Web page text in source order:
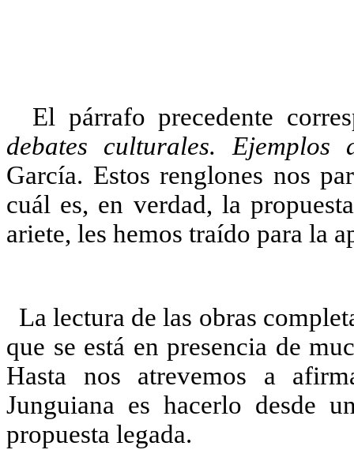
El párrafo precedente
debates culturales. Ejemplos
García. Estos renglones nos
cuál es, en verdad, la
ariete, les hemos traído para la
La lectura de las obras
que se está en presencia de
Hasta nos atrevemos a
Junguiana es hacerlo desde
propuesta legada.